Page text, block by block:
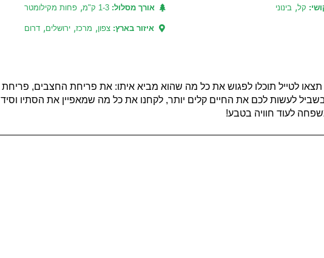
קל, בינוני אורך מסלול:1-3 ק"מ , פחות מקילומטר
איזור בארץ: צפון, מרכז, ירושלים, דרום
לטייל תוכלו לפגוש את כל מה שהוא מביא איתו: את פריחת החצבים, פריחת
לעשות לכם את החיים קלים יותר, לקחנו את כל מה שמאפיין את הסתיו
לעוד חוויה בטבע!